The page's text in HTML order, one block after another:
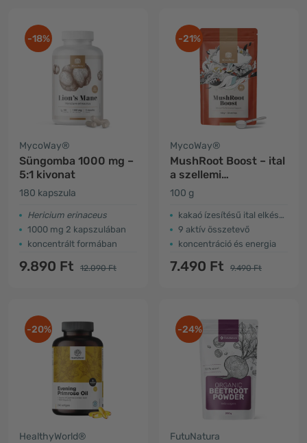
-18%
MycoWay®
Süngomba 1000 mg –
5:1 kivonat
180 kapszula
Hericium erinaceus
1000 mg 2 kapszulában
koncentrált formában
9.890 Ft 12.090 Ft
-21%
MycoWay®
MushRoot Boost – ital
a szellemi
teljesítményhez
100 g
kakaó ízesítésű ital elkészítéséhez
9 aktív összetevő
koncentráció és energia
7.490 Ft 9.490 Ft
-20%
HealthyWorld®
-24%
FutuNatura